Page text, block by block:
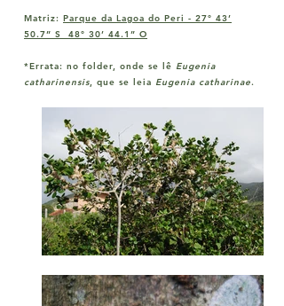
Matriz: Parque da Lagoa do Peri - 27° 43’
50.7” S 48° 30’ 44.1” O
*Errata: no folder, onde se lê Eugenia
catharinensis, que se leia Eugenia catharinae.